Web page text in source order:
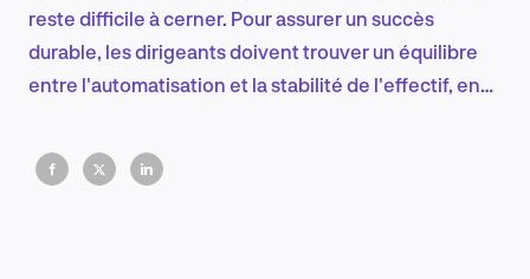
FR
reste difficile à cerner. Pour assurer un succès
durable, les dirigeants doivent trouver un équilibre
entre l'automatisation et la stabilité de l'effectif, en
à long terme plutôt que des considérations
financières à court terme.